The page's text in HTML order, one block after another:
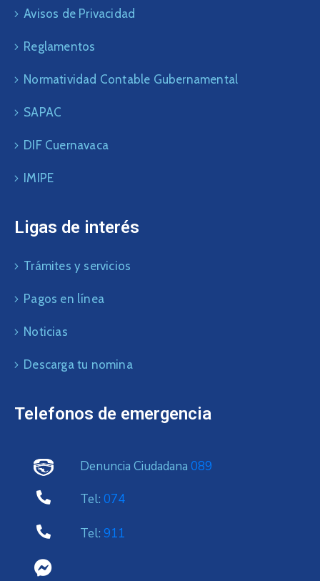
Avisos de Privacidad
Reglamentos
Normatividad Contable Gubernamental
SAPAC
DIF Cuernavaca
IMIPE
Ligas de interés
Trámites y servicios
Pagos en línea
Noticias
Descarga tu nomina
Telefonos de emergencia
Denuncia Ciudadana 089
Tel: 074
Tel: 911